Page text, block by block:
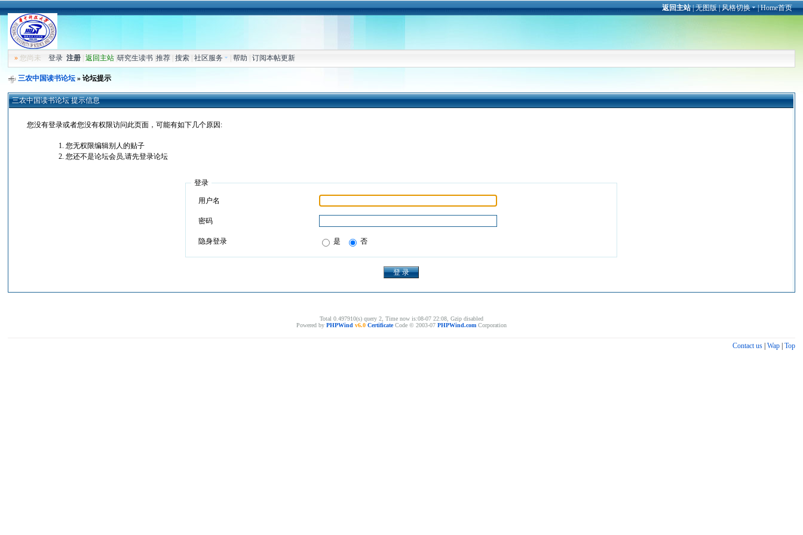
返回主站|无图版|风格切换 |Home首页
» 您尚未登录 注册 |返回主站 |研究生读书 |推荐 |搜索 |社区服务 |帮助 |订阅本帖更新
三农中国读书论坛» 论坛提示
三农中国读书论坛 提示信息
您没有登录或者您没有权限访问此页面，可能有如下几个原因:
您无权限编辑别人的贴子
您还不是论坛会员,请先登录论坛
登录
用户名
密码
隐身登录 是 否
Total 0.497910(s) query 2, Time now is:08-07 22:08, Gzip disabled
Powered by PHPWind v6.0 CertificateCode © 2003-07 PHPWind.com Corporation
Contact us| Wap| Top